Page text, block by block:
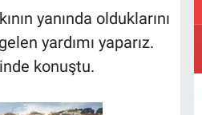
yanında olduklarını
yardımı yaparız.
konuştu.